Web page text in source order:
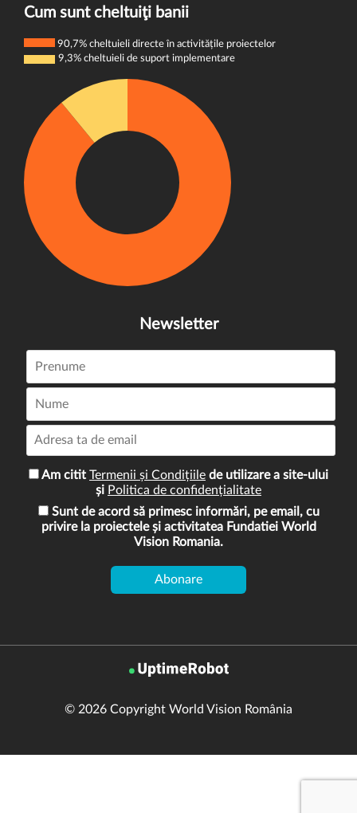
Politica de cookie-uri
Cum sunt cheltuiţi banii
90,7% cheltuieli directe în activitățile proiectelor
9,3% cheltuieli de suport implementare
Newsletter
Am citit Termenii și Condițiile de utilizare a site-ului
și Politica de confidențialitate
Sunt de acord să primesc informări, pe email, cu
privire la proiectele și activitatea Fundatiei World
Vision Romania.
© 2026 Copyright World Vision România